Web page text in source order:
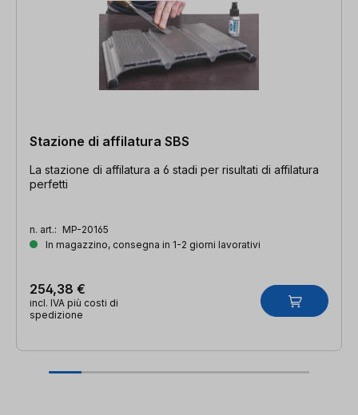
Stazione di affilatura SBS
La stazione di affilatura a 6 stadi per risultati di affilatura
perfetti
n. art.: MP-20165
In magazzino, consegna in 1-2 giorni lavorativi
254,38 €
incl. IVA più costi di
spedizione